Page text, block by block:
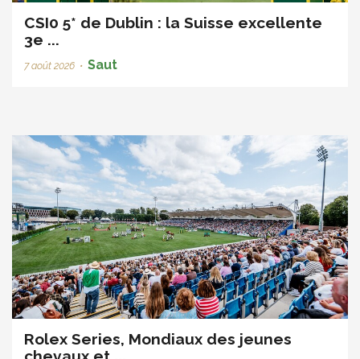
CSI0 5* de Dublin : la Suisse excellente
3e ...
7 août 2026 • Saut
Rolex Series, Mondiaux des jeunes